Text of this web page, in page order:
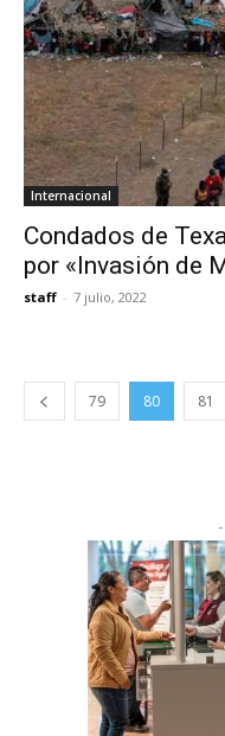
Internacional
Condados de
por «Invasión de
staff - 7 julio, 2022
79 80 81
-